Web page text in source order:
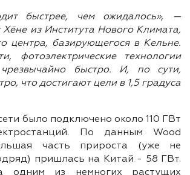
быстрее, чем ожидалось», —
Хёне из Института Нового Климата,
центра, базирующегося в Кельне.
фотоэлектрические технологии
быстро. И, по сути,
что достигают цели в 1,5 градуса
было подключено около 110 ГВт
По данным Wood
часть прироста (уже не
пришлась на Китай - 58 ГВт.
одним из немногих растущих